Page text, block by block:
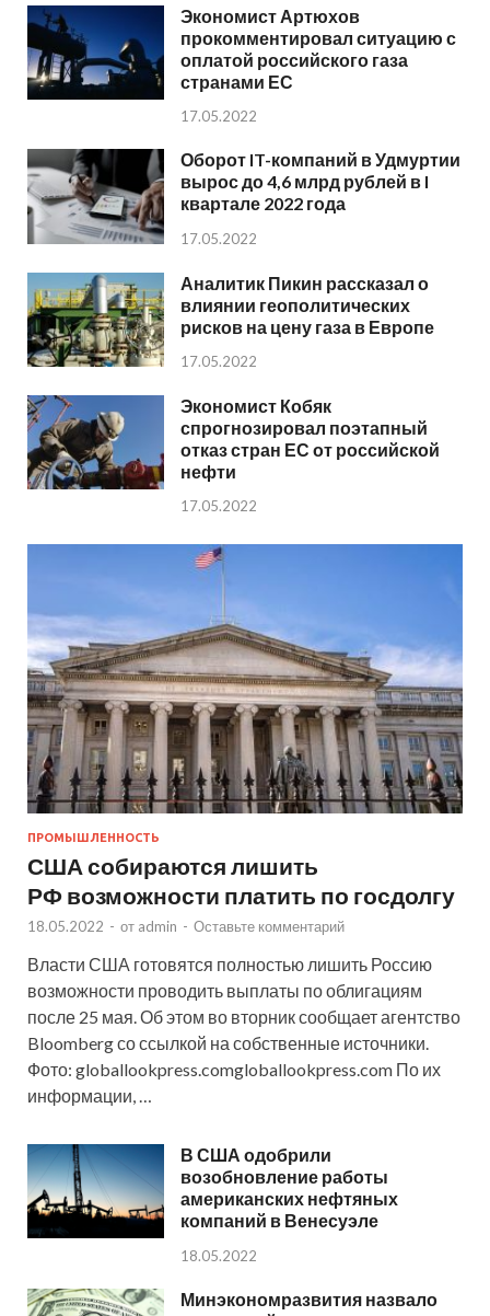
Экономист Артюхов
прокомментировал ситуацию с
оплатой российского газа
странами ЕС
17.05.2022
Оборот IT-компаний в Удмуртии
вырос до 4,6 млрд рублей в I
квартале 2022 года
17.05.2022
Аналитик Пикин рассказал о
влиянии геополитических
рисков на цену газа в Европе
17.05.2022
Экономист Кобяк
спрогнозировал поэтапный
отказ стран ЕС от российской
нефти
17.05.2022
ПРОМЫШЛЕННОСТЬ
США собираются лишить
РФ возможности платить по госдолгу
18.05.2022 - от admin - Оставьте комментарий
Власти США готовятся полностью лишить Россию
возможности проводить выплаты по облигациям
после 25 мая. Об этом во вторник сообщает агентство
Bloomberg со ссылкой на собственные источники.
Фото: globallookpress.comgloballookpress.com По их
информации, …
В США одобрили
возобновление работы
американских нефтяных
компаний в Венесуэле
18.05.2022
Минэкономразвития назвало